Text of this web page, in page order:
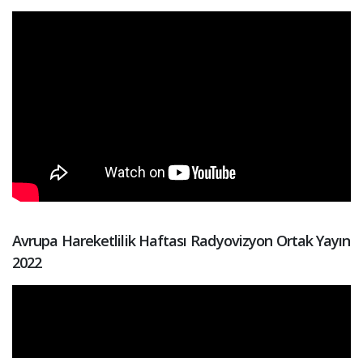
Avrupa Hareketlilik Haftası Radyovizyon Ortak Yayın
2022